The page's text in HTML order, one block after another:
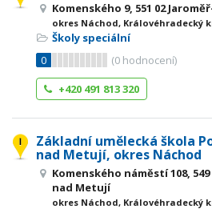
Komenského 9, 551 02
okres Náchod, Královéhradecký
Školy speciální
0
(0 hodnocení)
+420 491 813 320
Základní umělecká škola
nad Metují, okres Náchod
Komenského náměstí 108, 549
nad Metují
okres Náchod, Královéhradecký